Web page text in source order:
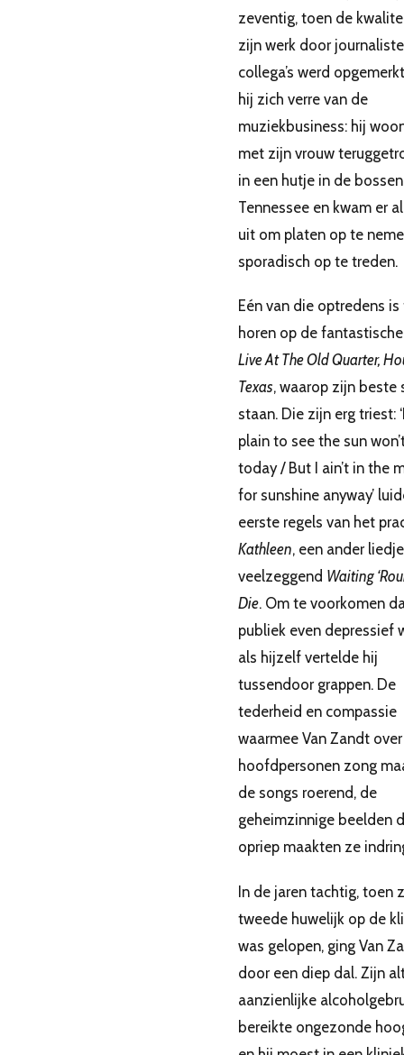
zeventig, toen de
zijn werk door
collega’s werd
hij zich verre van de
muziekbusiness: hij
met zijn vrouw
in een hutje in de
Tennessee en kwam er
uit om platen op te
sporadisch op te treden.
Eén van die optredens is
horen op de
Live At The Old Quarter,
Texas, waarop zijn beste
staan. Die zijn erg triest:
plain to see the sun
today / But I ain’t in the
for sunshine anyway’
eerste regels van het
Kathleen, een ander
veelzeggend Waiting
Die. Om te voorkomen
publiek even depressief
als hijzelf vertelde hij
tussendoor grappen. De
tederheid en compassie
waarmee Van Zandt
hoofdpersonen zong
de songs roerend, de
geheimzinnige beelden
opriep maakten ze
In de jaren tachtig, toen
tweede huwelijk op de
was gelopen, ging Van
door een diep dal. Zijn
aanzienlijke
bereikte ongezonde